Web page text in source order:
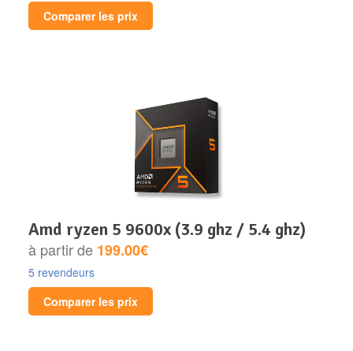
Comparer les prix
amd ryzen 5 9600x (3.9 ghz / 5.4 ghz)
à partir de 199.00€
5 revendeurs
Comparer les prix